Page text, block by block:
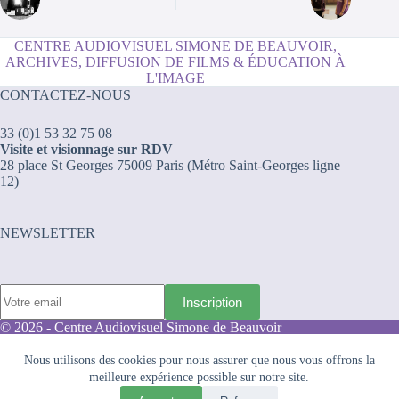
Nous utilisons des cookies pour nous assurer que nous vous offrons la
meilleure expérience possible sur notre site.
CENTRE AUDIOVISUEL SIMONE DE BEAUVOIR,
ARCHIVES, DIFFUSION DE FILMS & ÉDUCATION À
L'IMAGE
CONTACTEZ-NOUS
33 (0)1 53 32 75 08
Visite et visionnage sur RDV
28 place St Georges 75009 Paris (Métro Saint-Georges ligne
12)
NEWSLETTER
© 2026 - Centre Audiovisuel Simone de Beauvoir
Mode d’emploi des archives
Conditions Générales de Ventes
Mentions légales